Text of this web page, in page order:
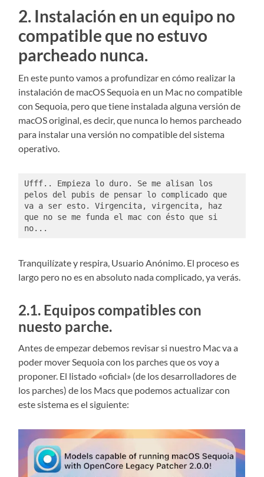
2. Instalación en un equipo no
compatible que no estuvo
parcheado nunca.
En este punto vamos a profundizar en cómo realizar la
instalación de macOS Sequoia en un Mac no compatible
con Sequoia, pero que tiene instalada alguna versión de
macOS original, es decir, que nunca lo hemos parcheado
para instalar una versión no compatible del sistema
operativo.
Ufff.. Empieza lo duro. Se me alisan los
pelos del pubis de pensar lo complicado que
va a ser esto. Virgencita, virgencita, haz
que no se me funda el mac con ésto que si
no...
Tranquilízate y respira, Usuario Anónimo. El proceso es
largo pero no es en absoluto nada complicado, ya verás.
2.1. Equipos compatibles con
nuesto parche.
Antes de empezar debemos revisar si nuestro Mac va a
poder mover Sequoia con los parches que os voy a
proponer. El listado «oficial» (de los desarrolladores de
los parches) de los Macs que podemos actualizar con
este sistema es el siguiente: